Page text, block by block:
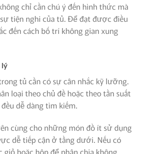
chỉ cần chú ý đến hình thức mà
tiện nghi của tủ. Để đạt được điều
đến cách bố trí không gian xung
lý
tủ cần có sự cân nhắc kỹ lưỡng.
loại theo chủ đề hoặc theo tần suất
dễ dàng tìm kiếm.
cùng cho những món đồ ít sử dụng
dễ tiếp cận ở tầng dưới. Nếu có
giỏ hoặc hộp để phân chia không